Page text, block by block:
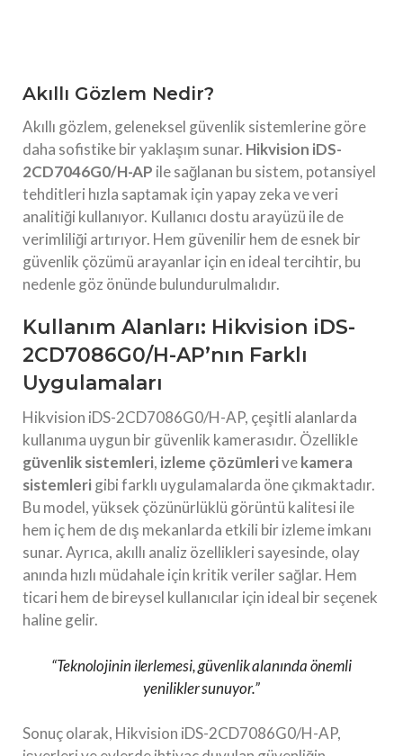
Akıllı Gözlem Nedir?
Akıllı gözlem, geleneksel güvenlik sistemlerine göre
daha sofistike bir yaklaşım sunar. Hikvision iDS-
2CD7046G0/H-AP ile sağlanan bu sistem, potansiyel
tehditleri hızla saptamak için yapay zeka ve veri
analitiği kullanıyor. Kullanıcı dostu arayüzü ile de
verimliliği artırıyor. Hem güvenilir hem de esnek bir
güvenlik çözümü arayanlar için en ideal tercihtir, bu
nedenle göz önünde bulundurulmalıdır.
Kullanım Alanları: Hikvision iDS-
2CD7086G0/H-AP’nın Farklı
Uygulamaları
Hikvision iDS-2CD7086G0/H-AP, çeşitli alanlarda
kullanıma uygun bir güvenlik kamerasıdır. Özellikle
güvenlik sistemleri, izleme çözümlerivekamera
sistemlerigibi farklı uygulamalarda öne çıkmaktadır.
Bu model, yüksek çözünürlüklü görüntü kalitesi ile
hem iç hem de dış mekanlarda etkili bir izleme imkanı
sunar. Ayrıca, akıllı analiz özellikleri sayesinde, olay
anında hızlı müdahale için kritik veriler sağlar. Hem
ticari hem de bireysel kullanıcılar için ideal bir seçenek
haline gelir.
“Teknolojinin ilerlemesi, güvenlik alanında önemli
yenilikler sunuyor.”
Sonuç olarak, Hikvision iDS-2CD7086G0/H-AP,